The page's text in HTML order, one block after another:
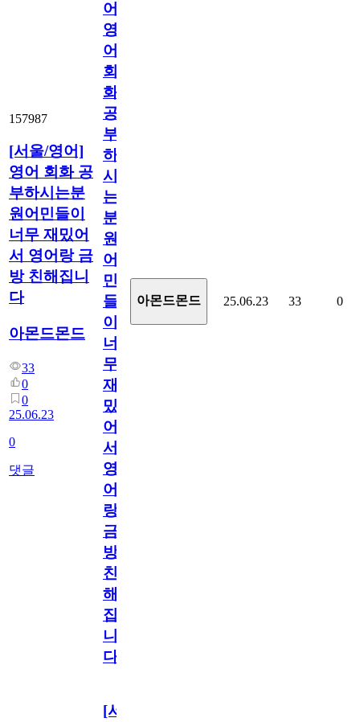
157987
[서울/영어]
영어 회화 공
부하시는분
원어민들이
너무 재밌어
서 영어랑 금
방 친해집니
다
아몬드몬드
33
0
0
25.06.23
0
댓글
어]
영
어
회
화
공
부
하
시
는
분
원
어
민
들
이
너
무
재
밌
어
서
영
어
랑
금
방
친
해
집
니
다
아몬드몬드 25.06.23 33 0
[서